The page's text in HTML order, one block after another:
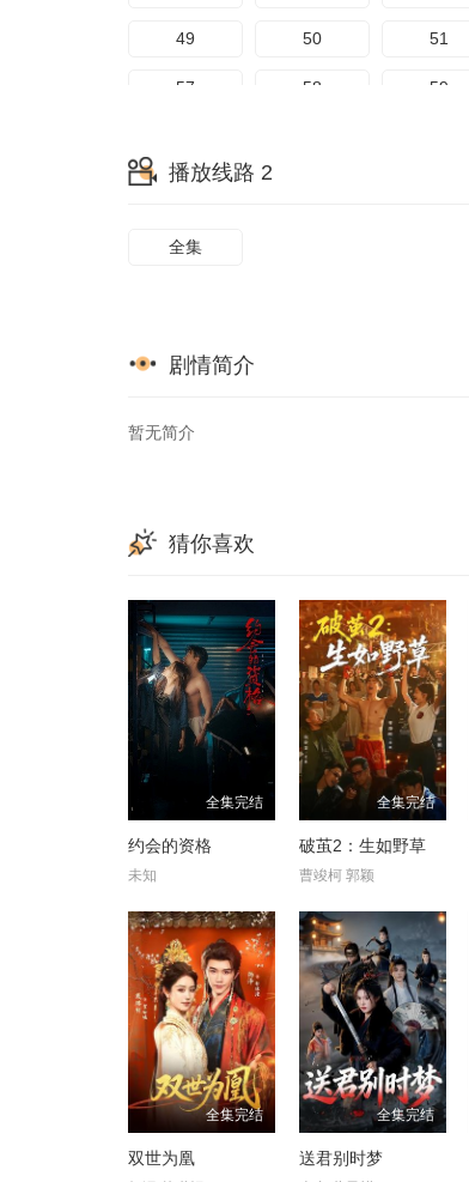
49 50 51
57 58 59
73
81
105
113
129
播放线路 2
全集
剧情简介
暂无简介
猜你喜欢
全集完结
约会的资格
未知
全集完结
破茧2：生如野草
曹竣柯 郭颖
全集完结
双世为凰
全集完结
送君别时梦